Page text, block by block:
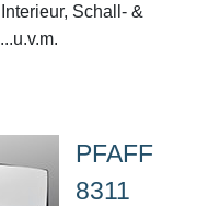
Schall- &
PFAFF
8311